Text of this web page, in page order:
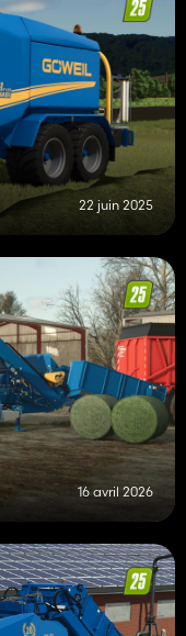
22 juin 2025
16 avril 2026